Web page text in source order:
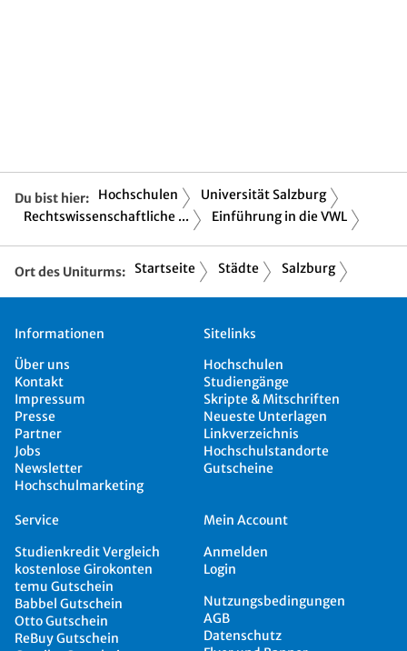
Du bist hier: Hochschulen
Universität Salzburg
Rechtswissenschaftliche ...
Einführung in die VWL
Ort des Uniturms: Startseite Städte Salzburg
Informationen
Über uns
Kontakt
Impressum
Presse
Partner
Jobs
Newsletter
Hochschulmarketing
Sitelinks
Hochschulen
Studiengänge
Skripte & Mitschriften
Neueste Unterlagen
Linkverzeichnis
Hochschulstandorte
Gutscheine
Service
Studienkredit Vergleich
kostenlose Girokonten
temu Gutschein
Babbel Gutschein
Otto Gutschein
ReBuy Gutschein
Mein Account
Anmelden
Login
Nutzungsbedingungen
AGB
Datenschutz